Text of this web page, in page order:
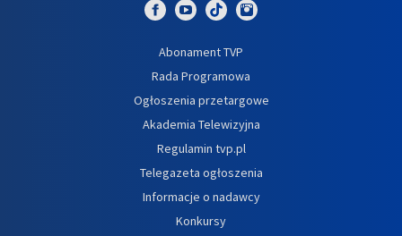
Abonament TVP
Rada Programowa
Ogłoszenia przetargowe
Akademia Telewizyjna
Regulamin tvp.pl
Telegazeta ogłoszenia
Informacje o nadawcy
Konkursy